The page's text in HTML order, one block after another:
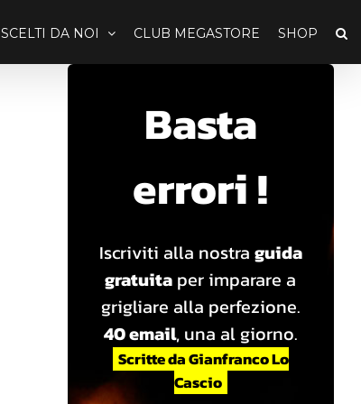
SCELTI DA NOI CLUB MEGASTORE SHOP
Basta
errori !
Iscriviti alla nostra guida
gratuita per imparare a
grigliare alla perfezione.
40 email, una al giorno.
Scritte da Gianfranco Lo
Cascio